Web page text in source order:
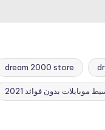
dream 2000 store
موبايلات بدون فوائد 2021